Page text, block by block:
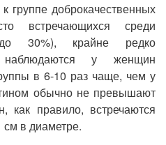
группе доброкачественных
встречающихся среди
30%), крайне редко
наблюдаются у женщин
в 6-10 раз чаще, чем у
обычно не превышают
правило, встречаются
в диаметре.